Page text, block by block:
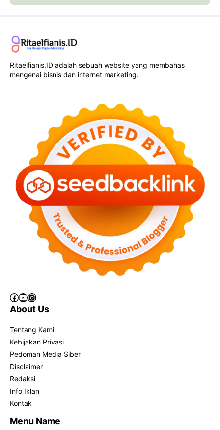
Ritaelfianis.ID adalah sebuah website yang membahas
mengenai bisnis dan internet marketing.
Facebook
YouTube
Instagram
About Us
Tentang Kami
Kebijakan Privasi
Pedoman Media Siber
Disclaimer
Redaksi
Info Iklan
Kontak
Menu Name